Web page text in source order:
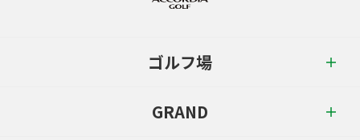
ゴルフ場
GRAND